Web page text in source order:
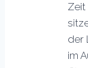
Zeit
der
im